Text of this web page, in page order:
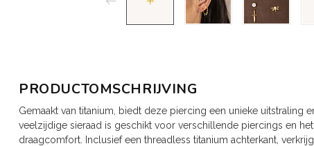
PRODUCTOMSCHRIJVING
Gemaakt van titanium, biedt deze piercing een unieke uitstraling
veelzijdige sieraad is geschikt voor verschillende piercings en
draagcomfort. Inclusief een threadless titanium achterkant,